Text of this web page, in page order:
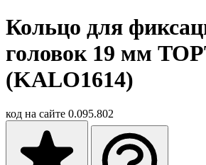
Кольцо для
головок 19 мм
(KALO1614)
код на сайте 0.095.802